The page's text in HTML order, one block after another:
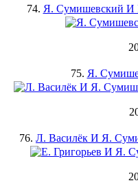
74. Я. Сумишевский И
75. Я.
76. Л. Василёк И Я.